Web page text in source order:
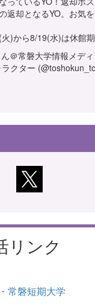
返却となるYO。お気
)から8/19(水)は休館期
＠常磐大学情報メデ
クター
リンク
常磐短期大学